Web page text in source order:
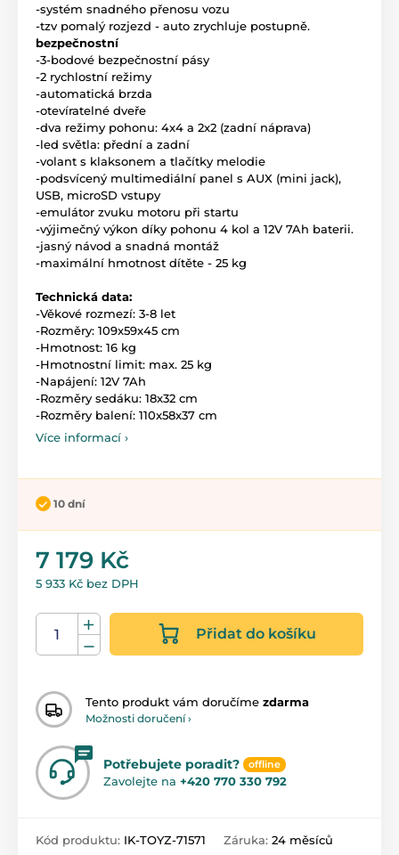
-systém snadného přenosu vozu
-tzv pomalý rozjezd - auto zrychluje postupně.
bezpečnostní
-3-bodové bezpečnostní pásy
-2 rychlostní režimy
-automatická brzda
-otevíratelné dveře
-dva režimy pohonu: 4x4 a 2x2 (zadní náprava)
-led světla: přední a zadní
-volant s klaksonem a tlačítky melodie
-podsvícený multimediální panel s AUX (mini jack),
USB, microSD vstupy
-emulátor zvuku motoru při startu
-výjimečný výkon díky pohonu 4 kol a 12V 7Ah baterii.
-jasný návod a snadná montáž
-maximální hmotnost dítěte - 25 kg
Technická data:
-Věkové rozmezí: 3-8 let
-Rozměry: 109x59x45 cm
-Hmotnost: 16 kg
-Hmotnostní limit: max. 25 kg
-Napájení: 12V 7Ah
-Rozměry sedáku: 18x32 cm
-Rozměry balení: 110x58x37 cm
Více informací ›
10 dní
7 179 Kč
5 933 Kč bez DPH
Přidat do košíku
Tento produkt vám doručíme zdarma
Možnosti doručení ›
Potřebujete poradit? offline
Zavolejte na +420 770 330 792
Kód produktu: IK-TOYZ-71571 Záruka: 24 měsíců